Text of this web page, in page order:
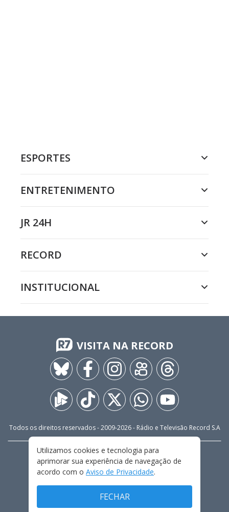
ESPORTES
ENTRETENIMENTO
JR 24H
RECORD
INSTITUCIONAL
VISITA NA RECORD
Todos os direitos reservados - 2009-2026- Rádio e Televisão Record S.A
FALE CONOSCO
PRIVACIDADE
TERMOS E CONDIÇÕES DE USO
Utilizamos cookies e tecnologia para
aprimorar sua experiência de navegação de
acordo com o Aviso de Privacidade.
FECHAR